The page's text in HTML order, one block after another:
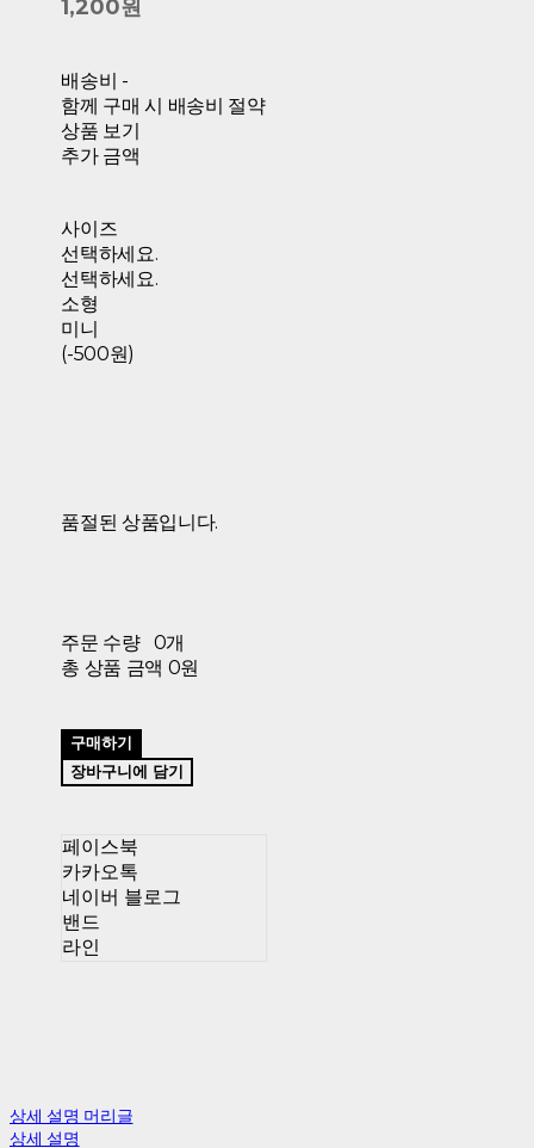
1,200원
배송비 -
함께 구매 시 배송비 절약
상품 보기
추가 금액
사이즈
선택하세요.
선택하세요.
소형
미니
(-500원)
품절된 상품입니다.
주문 수량
0개
총 상품 금액 0원
구매하기
장바구니에 담기
페이스북
카카오톡
네이버 블로그
밴드
라인
상세 설명 머리글
상세 설명